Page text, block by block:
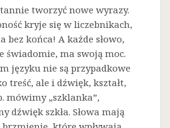
tworzyć nowe wyrazy.
kryje się w liczebnikach,
bez końca! A każde słowo,
świadomie, ma swoją moc.
języku nie są przypadkowe
treść, ale i dźwięk, kształt,
mówimy „szklanka”,
dźwięk szkła. Słowa mają